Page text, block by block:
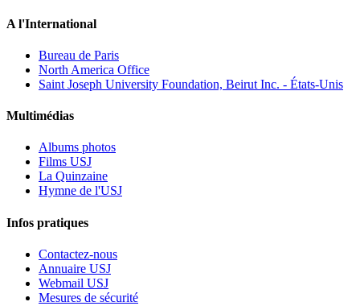
A l'International
Bureau de Paris
North America Office
Saint Joseph University Foundation, Beirut Inc. - États-Unis
Multimédias
Albums photos
Films USJ
La Quinzaine
Hymne de l'USJ
Infos pratiques
Contactez-nous
Annuaire USJ
Webmail USJ
Mesures de sécurité